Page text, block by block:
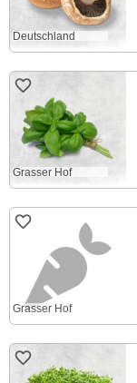
Deutschland
Grasser Hof
Grasser Hof